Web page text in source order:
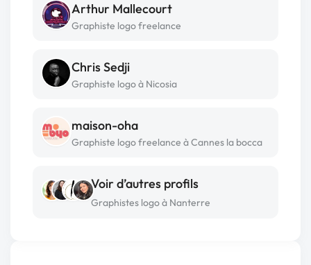
Arthur Mallecourt
Graphiste logo freelance
Chris Sedji
Graphiste logo à Nicosia
maison-oha
Graphiste logo freelance à Cannes la bocca
Voir d’autres profils
Graphistes logo à Nanterre